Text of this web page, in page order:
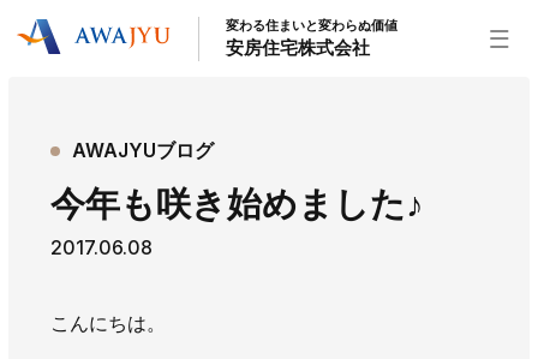
リフォーム事業 外装事業
新築住宅事業
不動産事業
変わる住まいと変わらぬ価値
安房住宅株式会社
AWAJYUブログ
今年も咲き始めました♪
2017.06.08
こんにちは。